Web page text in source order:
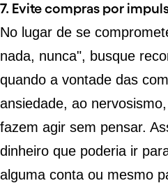
7. Evite compras por
No lugar de se
nada, nunca", busque
quando a vontade das
ansiedade, ao
fazem agir sem pensar.
dinheiro que poderia ir
alguma conta ou mesmo